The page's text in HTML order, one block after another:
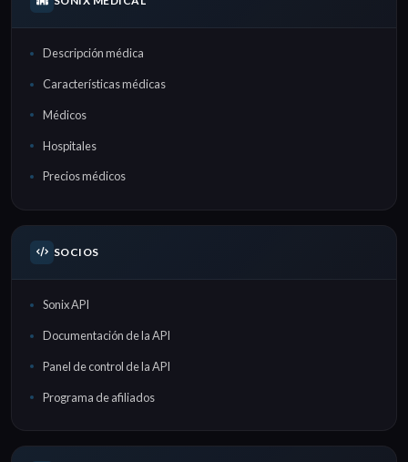
Descripción médica
Características médicas
Médicos
Hospitales
Precios médicos
SOCIOS
Sonix API
Documentación de la API
Panel de control de la API
Programa de afiliados